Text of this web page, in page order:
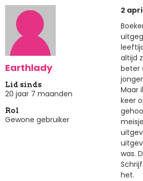
Earthlady
Lid sinds
20 jaar 7 maanden
Rol
Gewone gebruiker
2
altijd
beter
Maar
keer
was.
het.